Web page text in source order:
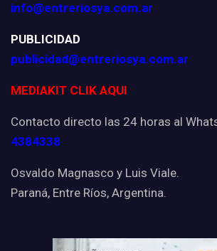
info@entreriosya.com.ar
PUBLICIDAD
publicidad@entreriosya.com.ar
MEDIAKIT CLIK AQUI
Contacto directo las 24 horas al
4384338
Osvaldo Magnasco y Luis Viale.
Paraná, Entre Ríos, Argentina.